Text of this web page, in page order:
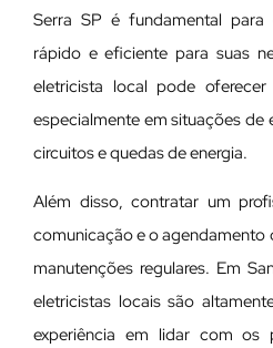
Serra SP é fundamental
rápido e eficiente para suas
eletricista local pode
especialmente em situações
circuitos e quedas de energia.
Além disso, contratar um
comunicação e o agendamento
manutenções regulares. Em
eletricistas locais são
experiência em lidar com os